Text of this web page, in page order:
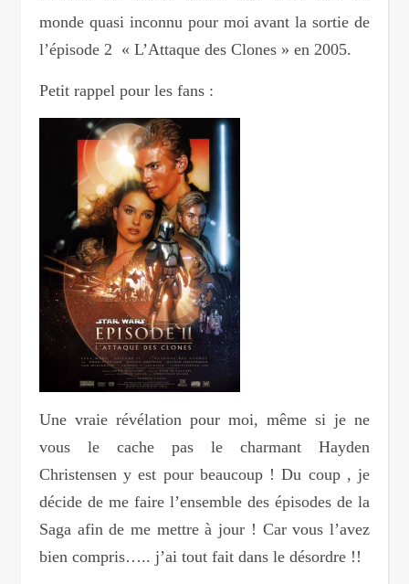
monde quasi inconnu pour moi avant la sortie de
l’épisode 2 « L’Attaque des Clones » en 2005.
Petit rappel pour les fans :
Une vraie révélation pour moi, même si je ne
vous le cache pas le charmant Hayden
Christensen y est pour beaucoup ! Du coup , je
décide de me faire l’ensemble des épisodes de la
Saga afin de me mettre à jour ! Car vous l’avez
bien compris….. j’ai tout fait dans le désordre !!